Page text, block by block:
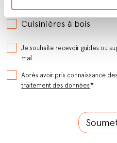
Cuisinières à bois
Je souhaite recevoir guides ou
mail
Après avoir pris connaissance
traitement des données*